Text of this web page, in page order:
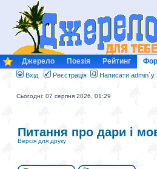
Джерело Поезія Рейтинг
Вхід Реєстрація Написати admin`у
Сьогодні: 07 серпня 2026, 01:29
Питання про дари і
Версія для друку